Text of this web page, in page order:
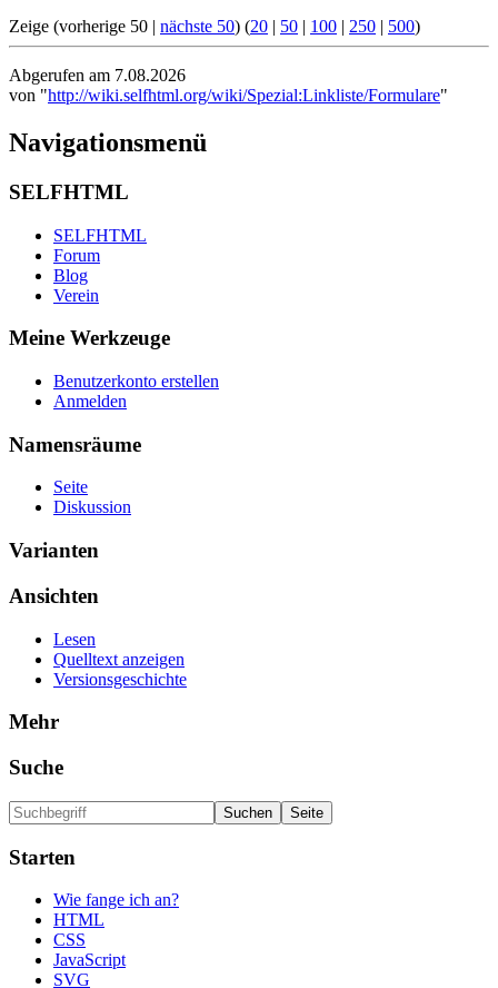
Zeige (vorherige 50 | nächste 50) (20 | 50 | 100 | 250 | 500)
Abgerufen am 7.08.2026
von "http://wiki.selfhtml.org/wiki/Spezial:Linkliste/Formulare"
Navigationsmenü
SELFHTML
SELFHTML
Forum
Blog
Verein
Meine Werkzeuge
Benutzerkonto erstellen
Anmelden
Namensräume
Seite
Diskussion
Varianten
Ansichten
Lesen
Quelltext anzeigen
Versionsgeschichte
Mehr
Suche
Starten
Wie fange ich an?
HTML
CSS
JavaScript
SVG